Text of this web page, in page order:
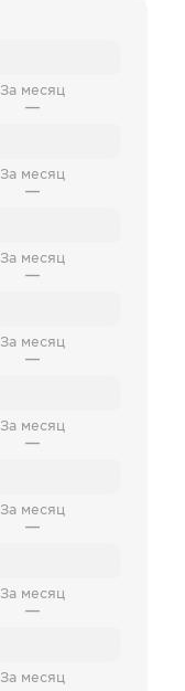
За месяц
—
За месяц
—
За месяц
—
За месяц
—
За месяц
—
За месяц
—
За месяц
—
За месяц